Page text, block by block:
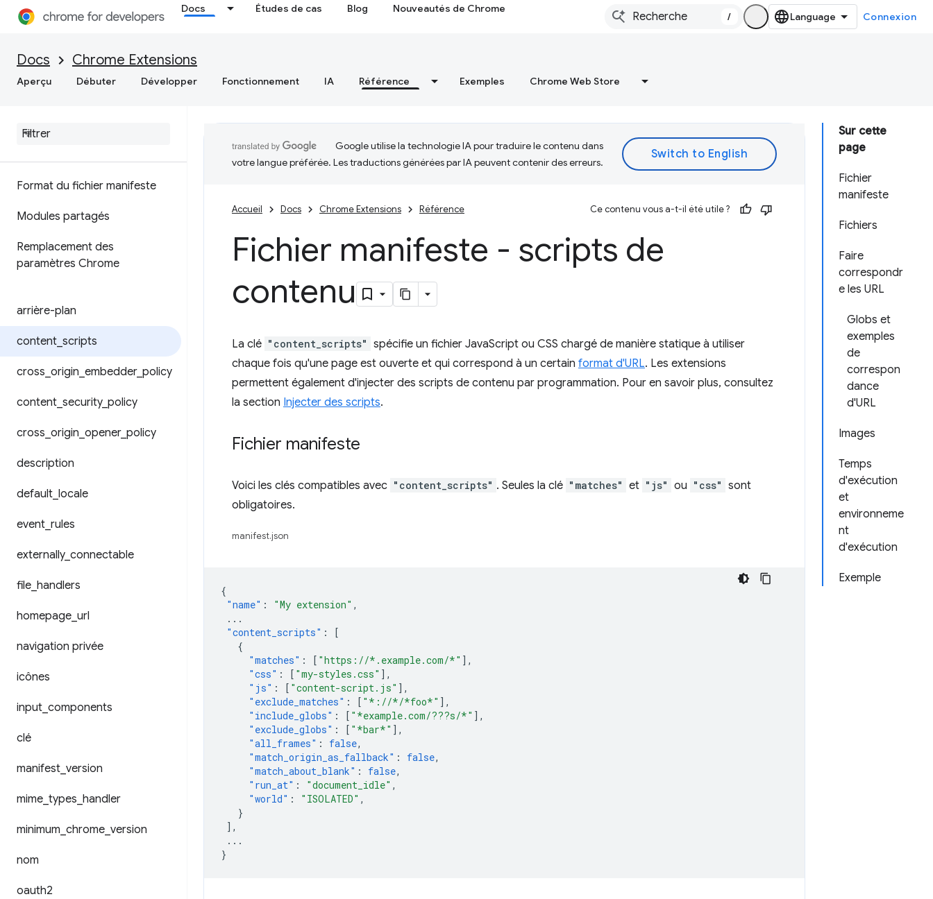
Docs Études de cas Blog Nouveautés de Chrome
/ Connexion
Docs Chrome Extensions
Aperçu Débuter Développer Fonctionnement IA Référence Exemples Chrome Web Store
Format du fichier manifeste
Modules partagés
Remplacement des
paramètres Chrome
arrière-plan
content scripts
cross origin embedder_ policy
content security_ policy
cross origin opener_ policy
description
default locale
event rules
externally_ connectable
file handlers
homepage url
navigation privée
icônes
input components
clé
manifest version
mime types handler
minimum chrome version
nom
oauth2
Sur cette
page
Fichier
manifeste
Fichiers
Faire
correspondr
e les URL
Globs et
exemples
de
correspon
dance
d'URL
Images
Temps
d'exécution
et
environneme
nt
d'exécution
Exemple
Google utilise la technologie IA pour traduire le contenu dans
votre langue préférée. Les traductions générées par IA peuvent contenir des erreurs.
Accueil Docs Chrome Extensions Référence Ce contenu vous a-t-il été utile ?
Fichier manifeste - scripts de
contenu
La clé "content_scripts" spécifie un fichier JavaScript ou CSS chargé de manière statique à utiliser
chaque fois qu'une page est ouverte et qui correspond à un certain format d'URL. Les extensions
permettent également d'injecter des scripts de contenu par programmation. Pour en savoir plus, consultez
la section Injecter des scripts.
Fichier manifeste
Voici les clés compatibles avec "content_scripts" . Seules la clé "matches" et "js" ou "css" sont
obligatoires.
manifest.json
{
"name" : "My extension" ,
...
"content_scripts" :
[
{
"matches" : [ "https://*.example.com/*" ],
"css" : [ "my-styles.css" ],
"js" : [ "content-script.js" ],
"exclude_matches" : [ "*://*/*foo*" ],
"include_globs" : [ "*example.com/???s/*" ],
"exclude_globs" : [ "*bar*" ],
"all_frames" : false,
"match_origin_as_fallback" : false,
"match_about_blank" : false,
"run_at" : "document_idle" ,
"world" : "ISOLATED" ,
}
],
...
}